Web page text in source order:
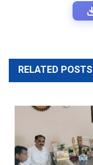
RELATED POSTS